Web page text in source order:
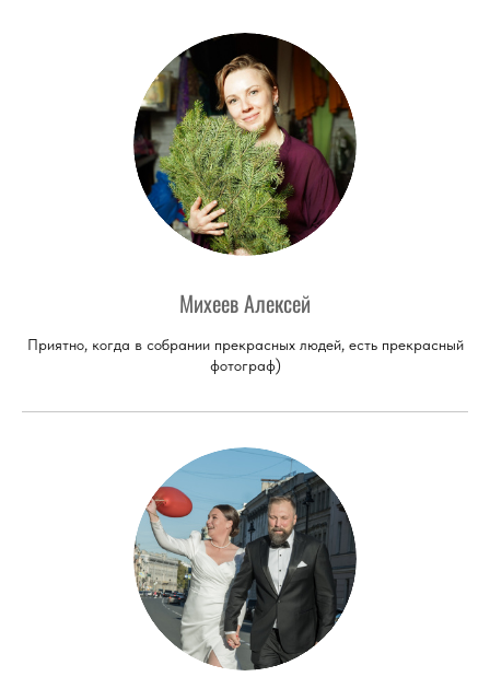
Михеев Алексей
Приятно, когда в собрании прекрасных людей, есть прекрасный
фотограф)